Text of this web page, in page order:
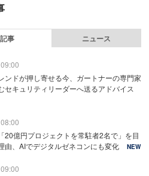
記事 ニュース
ンドが押し寄せる今、ガートナーの専門家
セキュリティリーダーへ送るアドバイス
20億円プロジェクトを常駐者2名で」を目
由、AIでデジタルゼネコンにも変化
NEW